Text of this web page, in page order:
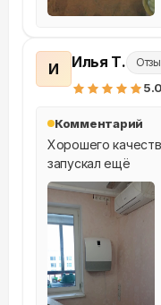
И Илья Т.
5.0
Комментарий
Хорошего
запускал ещё